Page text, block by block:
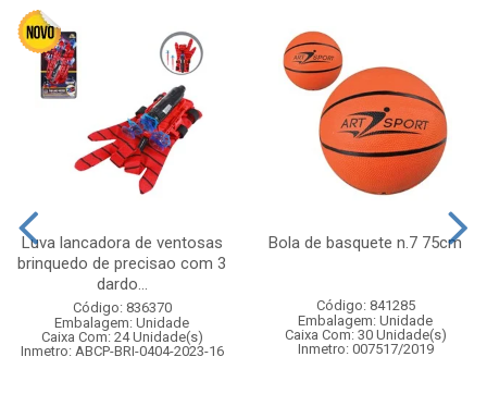
Luva lancadora de ventosas
brinquedo de precisao com 3
dardo...
Código: 836370
Embalagem: Unidade
Caixa Com: 24 Unidade(s)
Inmetro: ABCP-BRI-0404-2023-16
Bola de basquete n.7 75cm
Código: 841285
Embalagem: Unidade
Caixa Com: 30 Unidade(s)
Inmetro: 007517/2019